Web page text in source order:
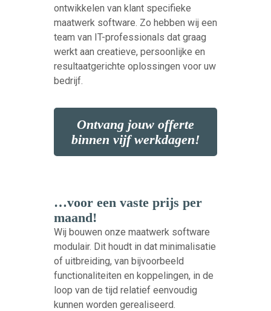
ontwikkelen van klant specifieke
maatwerk software. Zo hebben wij een
team van IT-professionals dat graag
werkt aan creatieve, persoonlijke en
resultaatgerichte oplossingen voor uw
bedrijf.
Ontvang jouw offerte
binnen vijf werkdagen!
…voor een vaste prijs per
maand!
Wij bouwen onze maatwerk software
modulair. Dit houdt in dat minimalisatie
of uitbreiding, van bijvoorbeeld
functionaliteiten en koppelingen, in de
loop van de tijd relatief eenvoudig
kunnen worden gerealiseerd.